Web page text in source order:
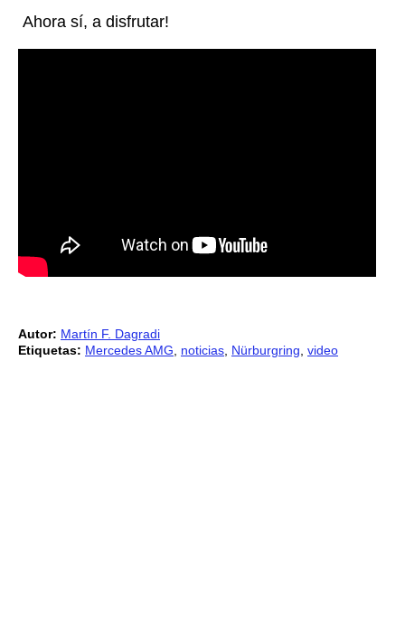
Ahora sí, a disfrutar!
Autor: Martín F. Dagradi
Etiquetas: Mercedes AMG, noticias, Nürburgring, video